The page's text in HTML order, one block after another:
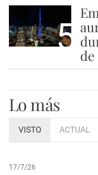
5 de
Lo más
VISTO ACTUAL
17/7/26